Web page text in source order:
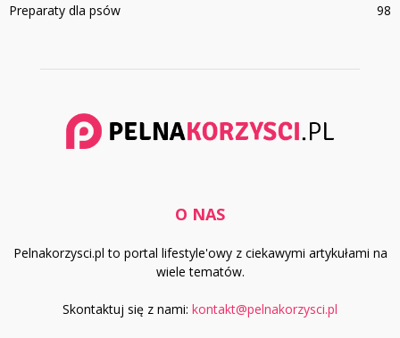
Preparaty dla psów
98
O NAS
Pelnakorzysci.pl to portal lifestyle'owy z ciekawymi artykułami na
wiele tematów.
Skontaktuj się z nami: kontakt@pelnakorzysci.pl